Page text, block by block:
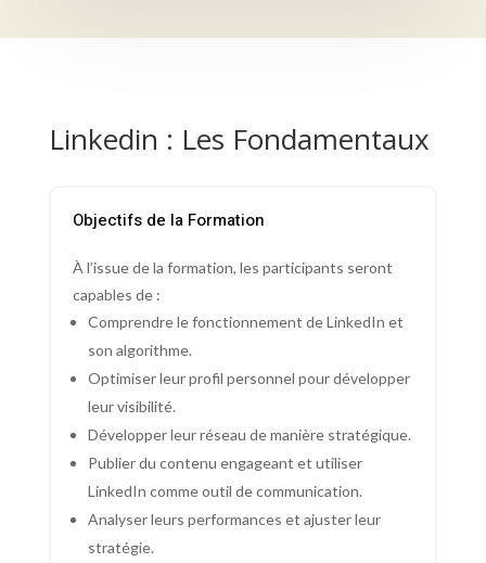
Linkedin : Les Fondamentaux
Objectifs de la Formation
À l’issue de la formation, les participants seront
capables de :
Comprendre le fonctionnement de LinkedIn et
son algorithme.
Optimiser leur profil personnel pour développer
leur visibilité.
Développer leur réseau de manière stratégique.
Publier du contenu engageant et utiliser
LinkedIn comme outil de communication.
Analyser leurs performances et ajuster leur
stratégie.